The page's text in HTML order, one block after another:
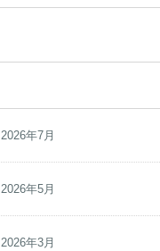
2026年7月
2026年5月
2026年3月